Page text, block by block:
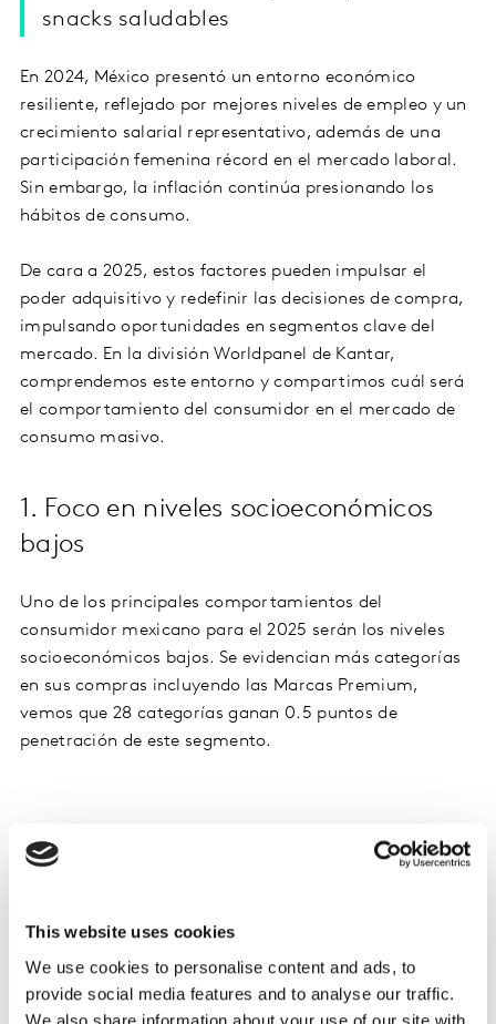
This website uses cookies
We use cookies to personalise content and ads, to
provide social media features and to analyse our traffic.
We also share information about your use of our site with
snacks saludables
En 2024, México presentó un entorno económico
resiliente, reflejado por mejores niveles de empleo y un
crecimiento salarial representativo, además de una
participación femenina récord en el mercado laboral.
Sin embargo, la inflación continúa presionando los
hábitos de consumo.
De cara a 2025, estos factores pueden impulsar el
poder adquisitivo y redefinir las decisiones de compra,
impulsando oportunidades en segmentos clave del
mercado. En la división Worldpanel de Kantar,
comprendemos este entorno y compartimos cuál será
el comportamiento del consumidor en el mercado de
consumo masivo.
1. Foco en niveles socioeconómicos
bajos
Uno de los principales comportamientos del
consumidor mexicano para el 2025 serán los niveles
socioeconómicos bajos. Se evidencian más categorías
en sus compras incluyendo las Marcas Premium,
vemos que 28 categorías ganan 0.5 puntos de
penetración de este segmento.